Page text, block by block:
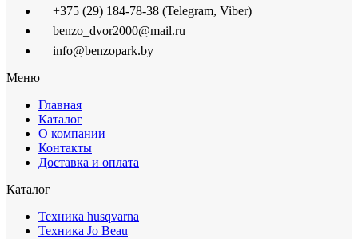
+375 (29) 184-78-38 (Telegram, Viber)
benzo_dvor2000@mail.ru
info@benzopark.by
Меню
Главная
Каталог
О компании
Контакты
Доставка и оплата
Каталог
Техника husqvarna
Техника Jo Beau